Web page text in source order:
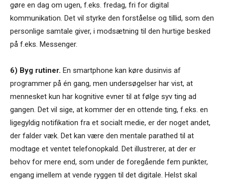
gøre en dag om ugen, f.eks. fredag, fri for digital
kommunikation. Det vil styrke den forståelse og tillid, som den
personlige samtale giver, i modsætning til den hurtige besked
på f.eks. Messenger.
6) Byg rutiner. En smartphone kan køre dusinvis af
programmer på én gang, men undersøgelser har vist, at
mennesket kun har kognitive evner til at følge syv ting ad
gangen. Det vil sige, at kommer der en ottende ting, f.eks. en
ligegyldig notifikation fra et socialt medie, er der noget andet,
der falder væk. Det kan være den mentale parathed til at
modtage et ventet telefonopkald. Det illustrerer, at der er
behov for mere end, som under de foregående fem punkter,
engang imellem at vende ryggen til det digitale. Helst skal